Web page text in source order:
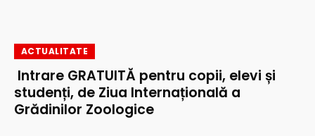
ACTUALITATE
Intrare GRATUITĂ pentru copii, elevi și
studenți, de Ziua Internațională a
Grădinilor Zoologice